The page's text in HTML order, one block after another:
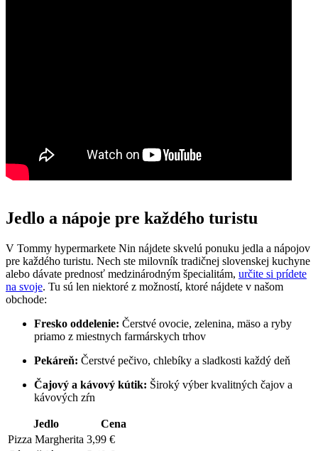
Jedlo a nápoje pre každého turistu
V Tommy hypermarkete Nin nájdete skvelú ponuku jedla a nápojov
pre každého turistu. Nech ste milovník tradičnej slovenskej kuchyne
alebo dávate prednosť medzinárodným špecialitám, určite si prídete
na svoje. Tu sú len niektoré z možností, ktoré nájdete v našom
obchode:
Fresko oddelenie: Čerstvé ovocie, zelenina, mäso a ryby
priamo z miestnych farmárskych trhov
Pekáreň: Čerstvé pečivo, chlebíky a sladkosti každý deň
Čajový a kávový kútik: Široký výber kvalitných čajov a
kávových zŕn
Jedlo
Cena
Pizza Margherita 3,99 €